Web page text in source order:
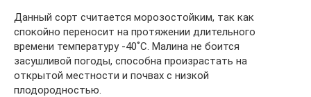
Данный сорт считается морозостойким, так как
спокойно переносит на протяжении длительного
времени температуру -40˚С. Малина не боится
засушливой погоды, способна произрастать на
открытой местности и почвах с низкой
плодородностью.